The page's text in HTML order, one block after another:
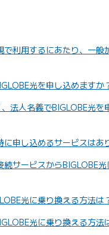
で利用するにあたり、一般
光を申し込めますか
法人名義でBIGLOBE光を
に申し込めるサービスはあ
続サービスからBIGLOBE
光に乗り換える方法は
光に乗り換える方法